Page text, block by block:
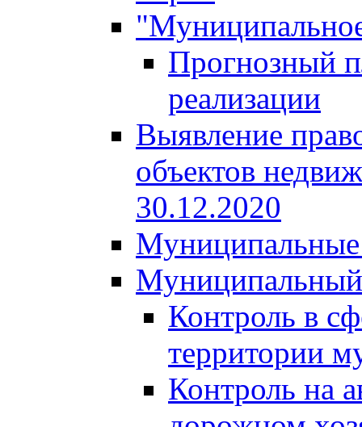
Прогнозный
реализации
Выявление
объектов
30.12.2020
Муниципальные
Муниципальный
Контроль в
территории
Контроль на